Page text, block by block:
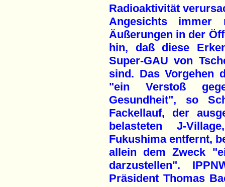
Radioaktivität
Angesichts immer
Äußerungen in der
hin, daß diese
Super-GAU von
sind. Das Vorgehen
"ein Verstoß
Gesundheit", so
Fackellauf, der
belasteten J-
Fukushima entfernt,
allein dem Zweck
darzustellen".
Präsident Thomas